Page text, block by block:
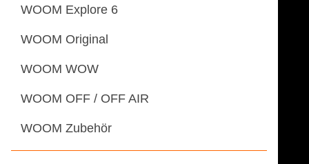
WOOM Explore 6
WOOM Original
WOOM WOW
WOOM OFF / OFF AIR
WOOM Zubehör